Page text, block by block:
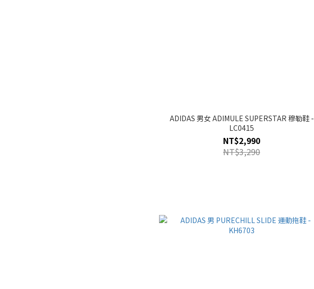
ADIDAS 男女 ADIMULE SUPERSTAR 穆勒鞋 -
LC0415
NT$2,990
NT$3,290